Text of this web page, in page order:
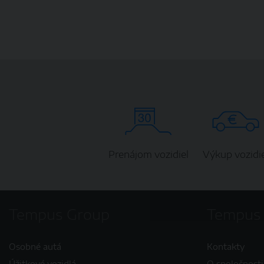
Prenájom vozidiel Výkup
Osobné autá
Kontakty